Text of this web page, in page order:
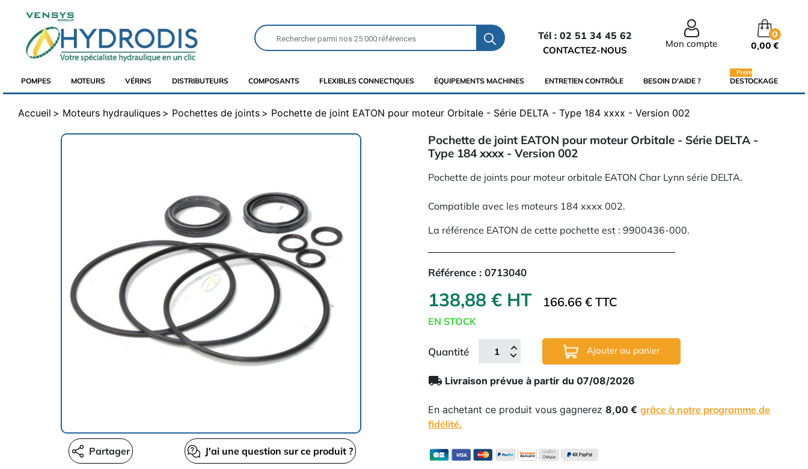
Tél : 02 51 34 45 62
CONTACTEZ-NOUS
Mon compte
0
0,00 €
POMPES MOTEURS VÉRINS DISTRIBUTEURS COMPOSANTS FLEXIBLES CONNECTIQUES ÉQUIPEMENTS MACHINES ENTRETIEN CONTRÔLE BESOIN D'AIDE ? DESTOCKAGE
Promo
Accueil Moteurs hydrauliques Pochettes de joints Pochette de joint EATON pour moteur Orbitale - Série DELTA - Type 184 xxxx - Version 002
J'ai une question sur ce produit ?
Partager
Pochette de joint EATON pour moteur Orbitale - Série DELTA -
Type 184 xxxx - Version 002
Pochette de joints pour moteur orbitale EATON Char Lynn série DELTA.
Compatible avec les moteurs 184 xxxx 002.
La référence EATON de cette pochette est : 9900436-000.
Référence : 0713040
138,88 € HT 166.66 € TTC
EN STOCK
Quantité Ajouter au panier
local_shipping Livraison prévue à partir du 07/08/2026
En achetant ce produit vous gagnerez 8,00 € grâce à notre programme de
fidélité.